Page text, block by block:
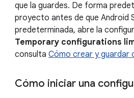
que la guardes. De forma
proyecto antes de que Android
predeterminada, abre la
Temporary configurations
consulta Cómo crear y guardar
Cómo iniciar una